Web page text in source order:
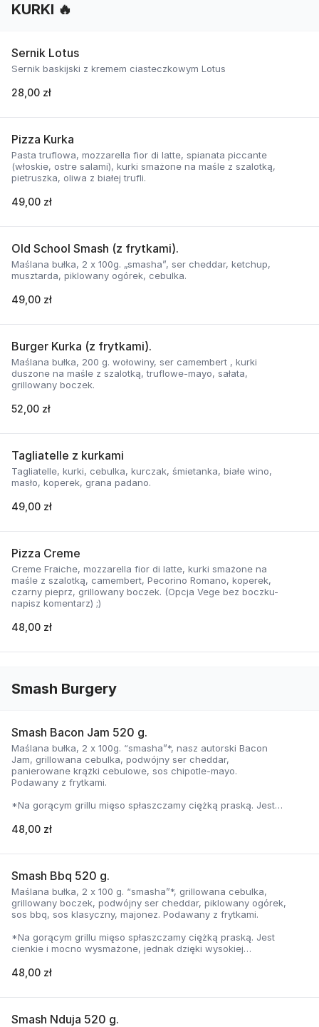
KURKI 🔥
Sernik Lotus
Sernik baskijski z kremem ciasteczkowym Lotus
28,00 zł
Pizza Kurka
Pasta truflowa, mozzarella fior di latte, spianata piccante
(włoskie, ostre salami), kurki smażone na maśle z szalotką,
pietruszka, oliwa z białej trufli.
49,00 zł
Old School Smash (z frytkami).
Maślana bułka, 2 x 100g. „smasha”, ser cheddar, ketchup,
musztarda, piklowany ogórek, cebulka.
49,00 zł
Burger Kurka (z frytkami).
Maślana bułka, 200 g. wołowiny, ser camembert , kurki
duszone na maśle z szalotką, truflowe-mayo, sałata,
grillowany boczek.
52,00 zł
Tagliatelle z kurkami
Tagliatelle, kurki, cebulka, kurczak, śmietanka, białe wino,
masło, koperek, grana padano.
49,00 zł
Pizza Creme
Creme Fraiche, mozzarella fior di latte, kurki smażone na
maśle z szalotką, camembert, Pecorino Romano, koperek,
czarny pieprz, grillowany boczek. (Opcja Vege bez boczku-
napisz komentarz) ;)
48,00 zł
Smash Burgery
Smash Bacon Jam 520 g.
Maślana bułka, 2 x 100g. “smasha”*, nasz autorski Bacon
Jam, grillowana cebulka, podwójny ser cheddar,
panierowane krążki cebulowe, sos chipotle-mayo.
Podawany z frytkami.
*Na gorącym grillu mięso spłaszczamy ciężką praską. Jest
temperaturze, zyskuje jednocześnie chrupiąca skorupkę i
48,00 zł
Smash Bbq 520 g.
Maślana bułka, 2 x 100 g. “smasha”*, grillowana cebulka,
grillowany boczek, podwójny ser cheddar, piklowany ogórek,
sos bbq, sos klasyczny, majonez. Podawany z frytkami.
*Na gorącym grillu mięso spłaszczamy ciężką praską. Jest
cienkie i mocno wysmażone, jednak dzięki wysokiej
delikatną soczystość.
48,00 zł
Smash Nduja 520 g.